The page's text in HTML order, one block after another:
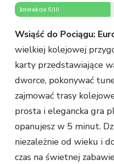
Interakcja 5/10
Wsiąść do Pociągu:
wielkiej kolejowej
karty przedstawiające
dworce, pokonywać
zajmować trasy
prosta i elegancka gra
opanujesz w 5 minut.
niezależnie od wieku i
czas na świetnej